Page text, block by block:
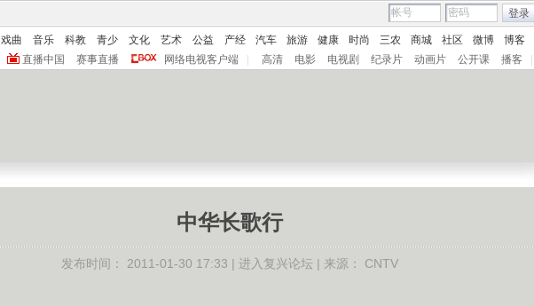
登录
戏曲 音乐 科教 青少 文化 艺术 公益 产经 汽车 旅游 健康 时尚 三农 商城 社区 微博 博客
直播中国 赛事直播 网络电视客户端 高清 电影 电视剧 纪录片 动画片 公开课 播客
中华长歌行
发布时间： 2011-01-30 17:33 | 进入复兴论坛 | 来源： CNTV